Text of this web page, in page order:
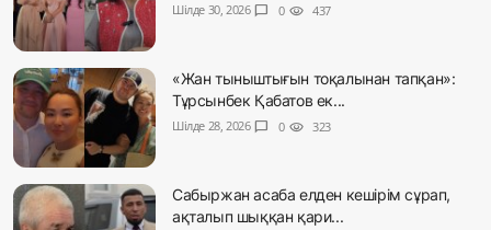
Шілде 30, 2026 chat_bubble 0 visibility 437
«Жан тыныштығын тоқалынан тапқан»:
Тұрсынбек Қабатов ек...
Шілде 28, 2026 chat_bubble 0 visibility 323
Сабыржан асаба елден кешірім сұрап,
ақталып шыққан қари...